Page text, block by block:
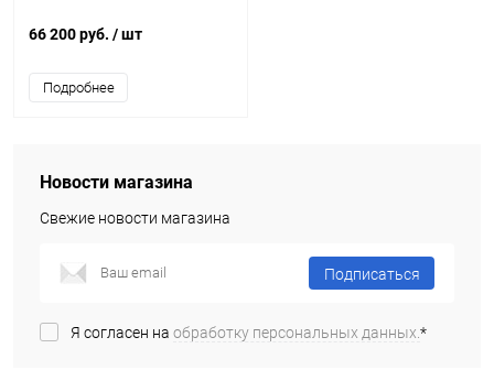
66 200 руб. / шт
Подробнее
Новости магазина
Свежие новости магазина
Подписаться
Я согласен на обработку персональных данных.*